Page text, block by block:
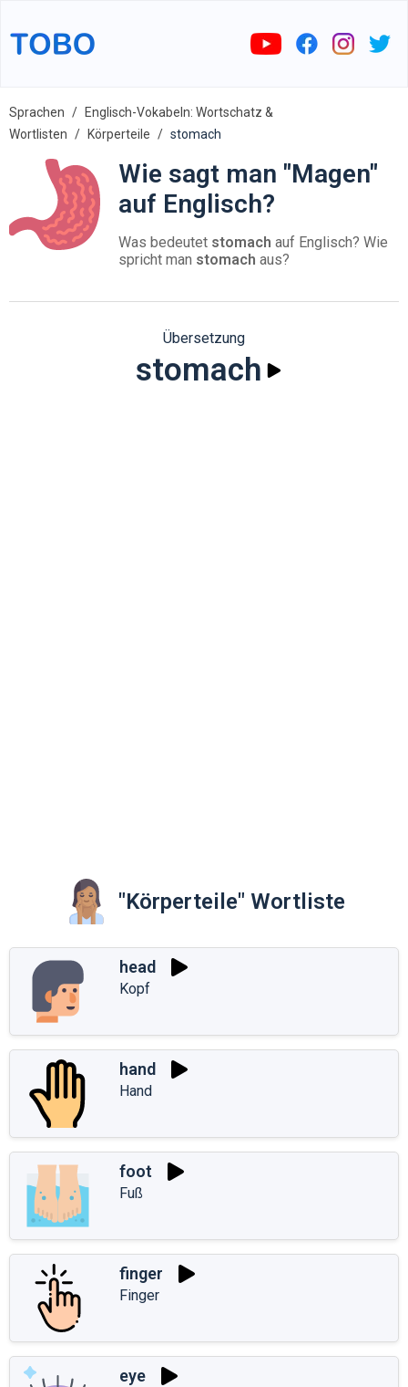
Sprachen
Englisch-Vokabeln: Wortschatz &
Wortlisten
Körperteile stomach
Wie sagt man "Magen"
auf Englisch?
Was bedeutet stomach auf Englisch? Wie
spricht man stomach aus?
Übersetzung
stomach
"Körperteile" Wortliste
head
Kopf
hand
Hand
foot
Fuß
finger
Finger
eye